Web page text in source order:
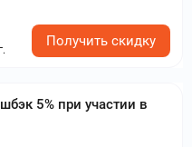
Получить скидку
5% при участии в